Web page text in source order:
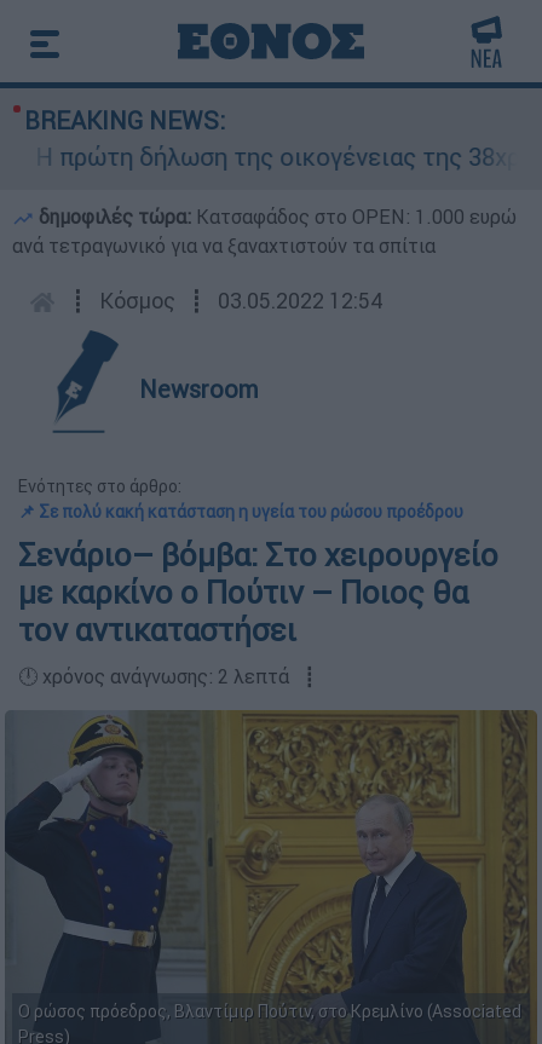
BREAKING NEWS:
δήλωση της οικογένειας της 38χρονης
δημοφιλές τώρα: Κατσαφάδος στο OPEN: 1.000 ευρώ
ανά τετραγωνικό για να ξαναχτιστούν τα σπίτια
┋ Κόσμος ┋ 03.05.2022 12:54
Newsroom
Ενότητες στο άρθρο:
📌 Σε πολύ κακή κατάσταση η υγεία του ρώσου προέδρου
Σενάριο– βόμβα: Στο χειρουργείο
με καρκίνο ο Πούτιν – Ποιος θα
τον αντικαταστήσει
🕛 χρόνος ανάγνωσης: 2 λεπτά ┋
Ο ρώσος πρόεδρος, Βλαντίμιρ Πούτιν, στο Κρεμλίνο (Associated
Press)